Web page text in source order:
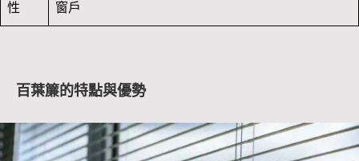
性
窗戶
百葉簾的特點與優勢